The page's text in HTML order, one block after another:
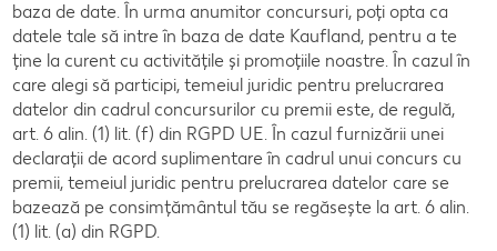
baza de date. În urma anumitor concursuri, poţi opta ca
datele tale să intre în baza de date Kaufland, pentru a te
ţine la curent cu activităţile şi promoţiile noastre. În cazul în
care alegi să participi, temeiul juridic pentru prelucrarea
datelor din cadrul concursurilor cu premii este, de regulă,
art. 6 alin. (1) lit. (f) din RGPD UE. În cazul furnizării unei
declarații de acord suplimentare în cadrul unui concurs cu
premii, temeiul juridic pentru prelucrarea datelor care se
bazează pe consimțământul tău se regăsește la art. 6 alin.
(1) lit. (a) din RGPD.